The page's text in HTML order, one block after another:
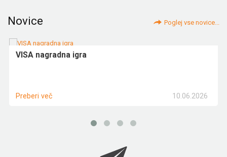
Novice Poglej vse novice...
VISA nagradna igra
10.06.2026
Preberi več